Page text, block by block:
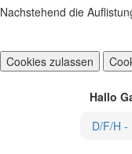
Nachstehend die
Hallo
D/F/H -